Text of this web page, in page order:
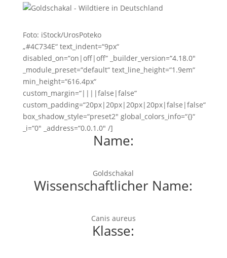
Foto: iStock/UrosPoteko
„#4C734E“ text_indent=“9px“
disabled_on=“on|off|off“ _builder_version=“4.18.0″
_module_preset=“default“ text_line_height=“1.9em“
min_height=“616.4px“
custom_margin=“||||false|false“
custom_padding=“20px|20px|20px|20px|false|false“
box_shadow_style=“preset2″ global_colors_info=“{}“
_i=“0″ _address=“0.0.1.0″ /]
Name:
Goldschakal
Wissenschaftlicher Name:
Canis aureus
Klasse: